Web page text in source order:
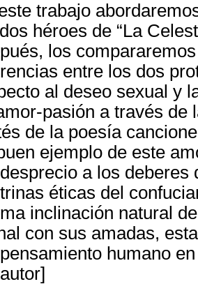
trabajo
héroes de “La
los
entre los dos
al deseo sexual y
pasión a través de
de la poesía
ejemplo de este
a los deberes
éticas del
inclinación natural
con sus amadas,
humano